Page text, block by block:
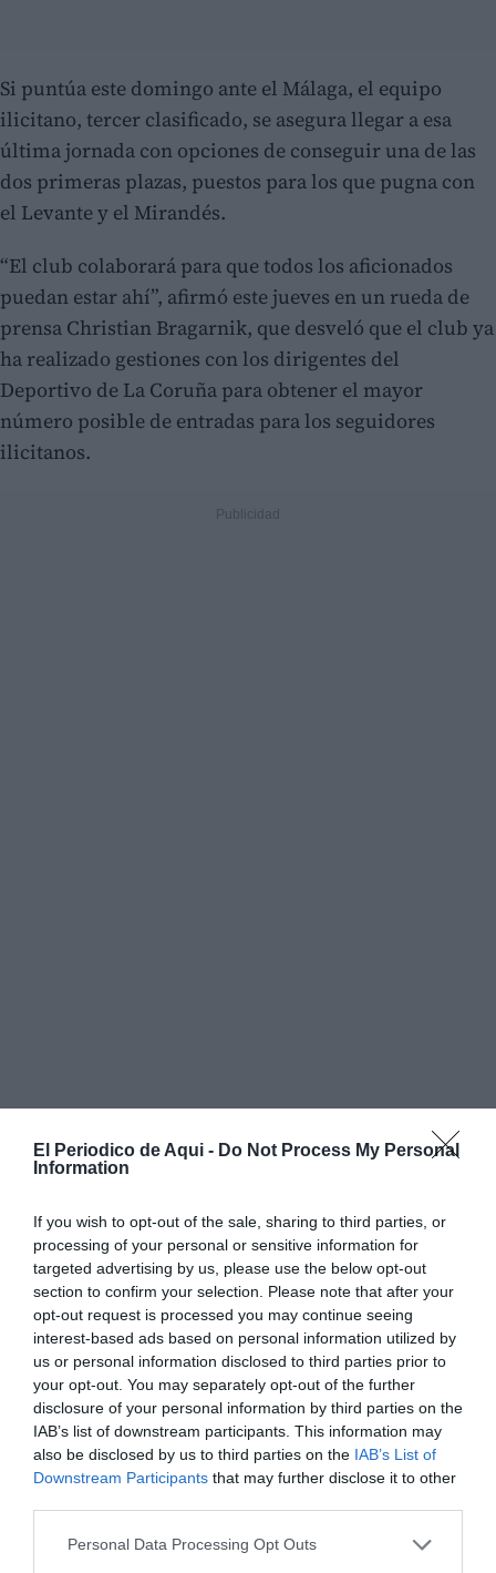
El Periodico de Aqui - Do Not Process My Personal
Information
If you wish to opt-out of the sale, sharing to third parties, or
processing of your personal or sensitive information for
targeted advertising by us, please use the below opt-out
section to confirm your selection. Please note that after your
opt-out request is processed you may continue seeing
interest-based ads based on personal information utilized by
us or personal information disclosed to third parties prior to
your opt-out. You may separately opt-out of the further
disclosure of your personal information by third parties on the
IAB’s list of downstream participants. This information may
also be disclosed by us to third parties on the IAB’s List of
Downstream Participants that may further disclose it to other
Personal Data Processing Opt Outs
Si puntúa este domingo ante el Málaga, el equipo
ilicitano, tercer clasificado, se asegura llegar a esa
última jornada con opciones de conseguir una de las
dos primeras plazas, puestos para los que pugna con
el Levante y el Mirandés.
“El club colaborará para que todos los aficionados
puedan estar ahí”, afirmó este jueves en un rueda de
prensa Christian Bragarnik, que desveló que el club ya
ha realizado gestiones con los dirigentes del
Deportivo de La Coruña para obtener el mayor
número posible de entradas para los seguidores
ilicitanos.
confía en las posibilidades de que el Elche pueda
conseguir el ascenso a Primera División de forma
directa.